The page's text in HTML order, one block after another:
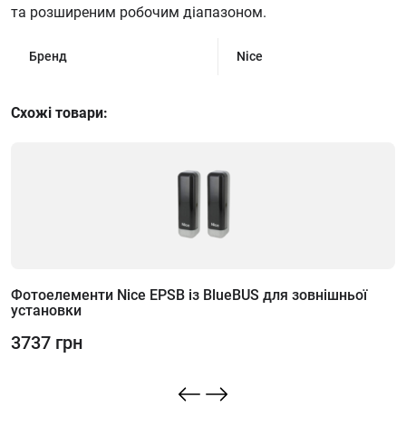
та розширеним робочим діапазоном.
Бренд Nice
Схожі товари:
Фотоелементи Nice EPSB із BlueBUS для зовнішньої
установки
3737 грн